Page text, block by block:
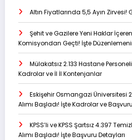
Altın Fiyatlarında 5,5 Ayın Zirvesi!
Şehit ve Gazilere Yeni Haklar
Komisyondan Geçti! İşte
Mülakatsız 2.133 Hastane
Kadrolar ve İl İl Kontenjanlar
Eskişehir Osmangazi Üniversitesi
Alımı Başladı! İşte Kadrolar ve
KPSS’li ve KPSS Şartsız 4.397
Alımı Başladı! İşte Başvuru Detayları